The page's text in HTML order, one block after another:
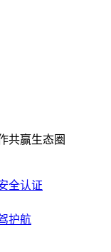
共赢生态圈
全认证
护航